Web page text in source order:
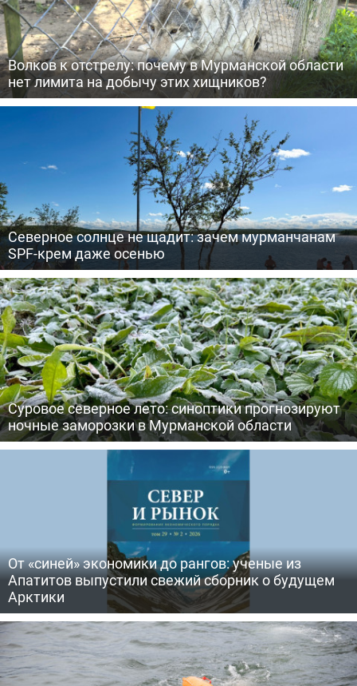
Волков к отстрелу: почему в Мурманской области
нет лимита на добычу этих хищников?
Северное солнце не щадит: зачем мурманчанам
SPF-крем даже осенью
Суровое северное лето: синоптики прогнозируют
ночные заморозки в Мурманской области
От «синей» экономики до рангов: ученые из
Апатитов выпустили свежий сборник о будущем
Арктики